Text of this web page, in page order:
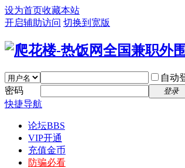
设为首页收藏本站
开启辅助访问 切换到宽版
自动
密码
登录
快捷导航
论坛BBS
VIP开通
充值金币
防骗必看